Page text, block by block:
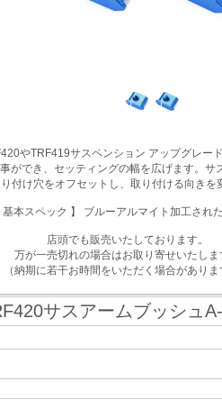
やTRF419サスペンション アップグレ
ができ、セッティングの幅を広げます。
付け穴をオフセットし、取り付ける向きを
基本スペック 】 ブルーアルマイト加工され
店頭でも販売いたしております。
万が一売切れの場合はお取り寄せいたしま
（納期に若干お時間をいただく場合がありま
サスアームブッシュ